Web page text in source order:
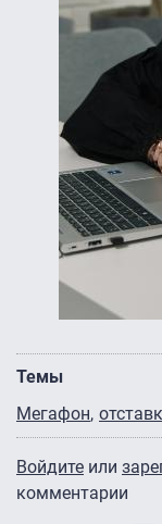
Темы
Мегафон
Войдите или
комментарии